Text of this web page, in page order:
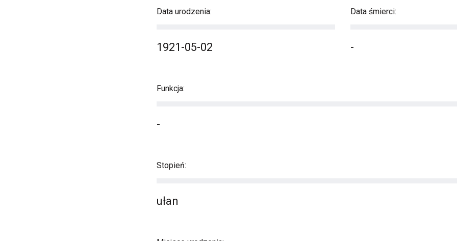
Data urodzenia:
1921-05-02
Data śmierci:
-
Funkcja:
-
Stopień:
ułan